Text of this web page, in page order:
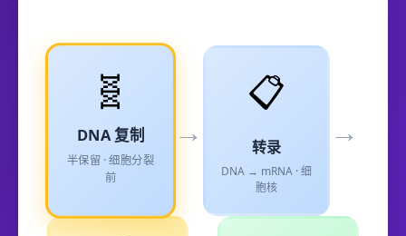
🧬
DNA 复制
半保留 · 细胞分裂
前
→
📋
转录
DNA → mRNA · 细
胞核
→